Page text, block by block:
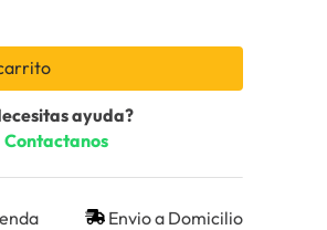
ayuda?
Contactanos
Envio a Domicilio